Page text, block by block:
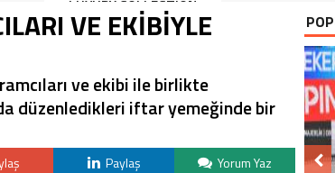
LUXURY COLLECTION
BODRUM’DA KUTLADI
VE EKİBİYLE
ve ekibi ile birlikte
düzenledikleri iftar yemeğinde bir
Paylaş Yorum Yaz